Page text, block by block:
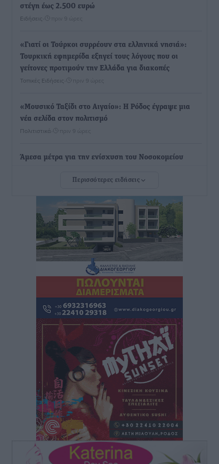
στέγη έως 2.500 ευρώ
Ειδήσεις πριν 9 ώρες
«Γιατί οι Τούρκοι συρρέουν στα ελληνικά νησιά»:
Τουρκική εφημερίδα εξηγεί τους λόγους που οι
γείτονες προτιμούν την Ελλάδα για διακοπές
Τοπικές Ειδήσεις πριν 9 ώρες
«Μουσικό Ταξίδι στο Αιγαίο»: Η Ρόδος έγραψε μια
νέα σελίδα στον πολιτισμό
Πολιτιστικά πριν 9 ώρες
Άμεσα μέτρα για την ενίσχυση του Νοσοκομείου
ανακοίνωσε ο Άδωνις Γεωργιάδης
Iατρικός Σύλλογος Ροδου προς Α. Γεωργιάδη:
Στρατηγικές Προτάσεις για την Ενίσχυση της
Δημόσιας Υγείας στη Νησιωτική Ελλάδα και στα
Νοσοκομεία της Γ΄ Ζώνης
πριν 10 ώρες
Πάνθηρες: Ξεκίνησαν αισιόδοξοι για την παρθενική
“πτήση” τους
Αθλητικά• πριν 10 ώρες
Άρης Αρχαγγέλου: Στο πλευρό του άτυχου Ιάκωβου
πριν 10 ώρες
Φοίβος: Η μεγάλη επιστροφή του Μπρένο Σαλβατιέρα
Αθλητικά• πριν 10 ώρες
Κλεάνθης: Έτοιμες οι κάρτες διαρκείας της νέας
σεζόν
Αθλητικά πριν 10 ώρες
Περισσότερες ειδήσεις